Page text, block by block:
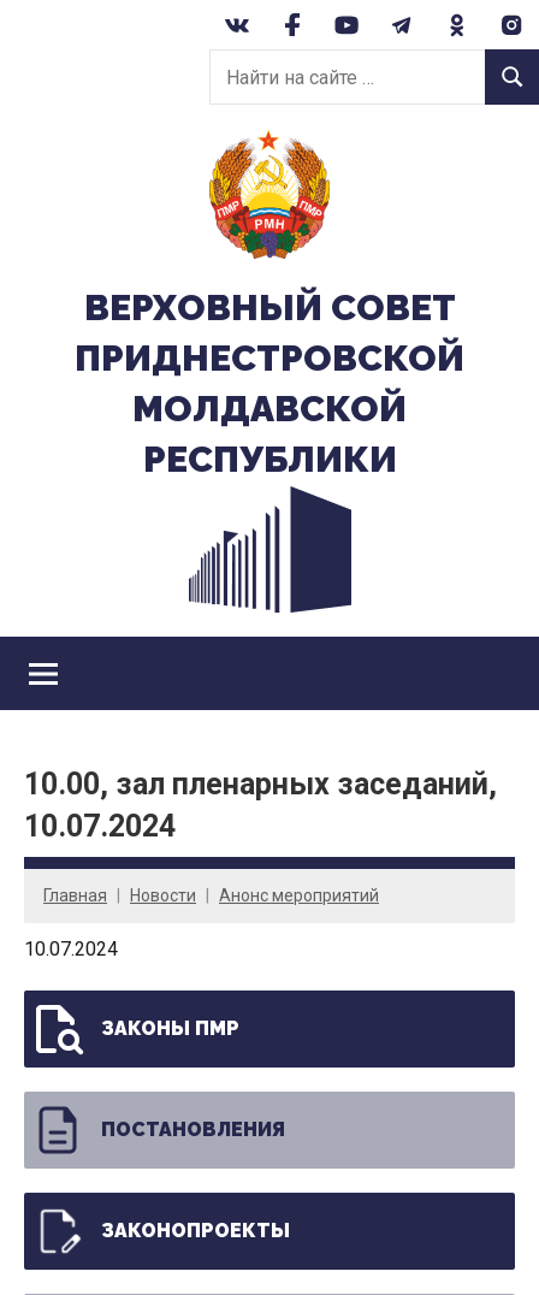
Найти
на
сайте:
ВЕРХОВНЫЙ CОВЕТ
ПРИДНЕСТРОВСКОЙ
МОЛДАВСКОЙ
РЕСПУБЛИКИ
10.00, зал пленарных заседаний,
10.07.2024
Главная Новости Анонс мероприятий
10.07.2024
ЗАКОНЫ ПМР
ПОСТАНОВЛЕНИЯ
ЗАКОНОПРОЕКТЫ